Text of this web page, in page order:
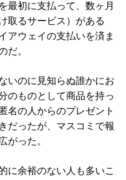
最初に支払って、数ヶ月
取るサービス）がある
アウェイの支払いを済ま
だ。
いのに見知らぬ誰かにお
のものとして商品を持っ
名の人からのプレゼント
だったが、マスコミで報
がった。
に余裕のない人も多いこ